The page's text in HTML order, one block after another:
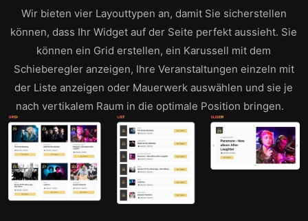
Wir bieten vier Layouttypen an, damit Sie sicherstellen
können, dass Ihr Widget auf der Seite perfekt aussieht. Sie
können ein Grid erstellen, ein Karussell mit dem
Schieberegler anzeigen, Ihre Veranstaltungen einzeln mit
der Liste anzeigen oder Mauerwerk auswählen und sie je
nach vertikalem Raum in die optimale Position bringen.